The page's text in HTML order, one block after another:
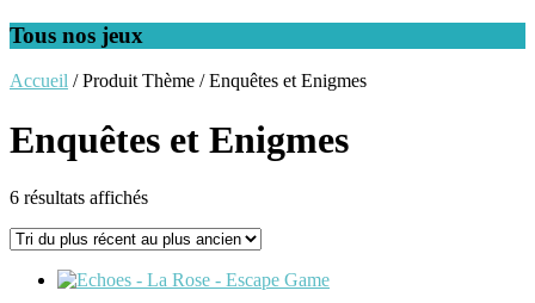
Tous nos jeux
Accueil / Produit Thème / Enquêtes et Enigmes
Enquêtes et Enigmes
6 résultats affichésTrié
plus
au